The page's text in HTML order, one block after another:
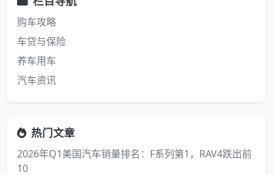
购车攻略
车贷与保险
养车用车
汽车资讯
热门文章
2026年Q1美国汽车销量排名：F系列第1，RAV4跌出前
10